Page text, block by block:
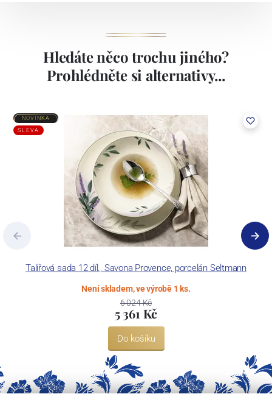
Hledáte něco trochu jiného?
Prohlédněte si alternativy...
Talířová sada 12 díl., Savona Provence, porcelán Seltmann
NOVINKA
SLEVA
Není skladem, ve výrobě 1 ks.
6 024 Kč
5 361 Kč
Do košíku